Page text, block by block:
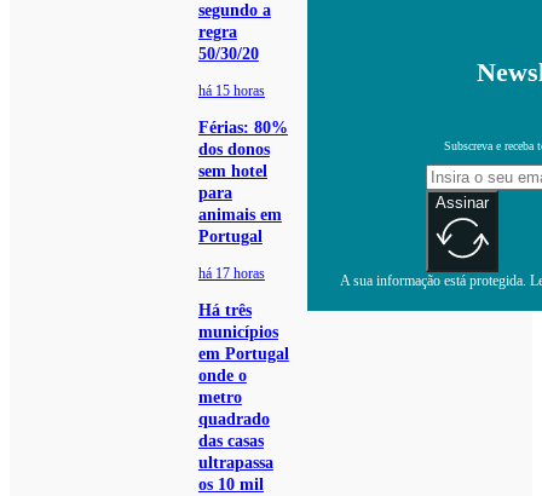
segundo a
regra
50/30/20
há 15 horas
Férias: 80%
dos donos
sem hotel
para
animais em
Portugal
há 17 horas
Há três
municípios
em Portugal
onde o
metro
quadrado
das casas
ultrapassa
os 10 mil
Subscreva e receba
Assinar
A sua informação está protegida.